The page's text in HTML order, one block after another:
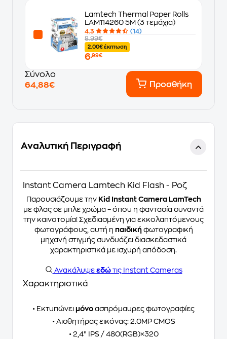
Lamtech Thermal Paper Rolls
LAM114260 5M (3 τεμάχια)
4.3
(14)
8.99€
2.00€ έκπτωση
6,99€
Σύνολο
64,88€
Προσθήκη
Αναλυτική Περιγραφή
Instant Camera Lamtech Kid Flash - Ροζ
Παρουσιάζουμε την Kid Instant Camera LamTech
με φλας σε μπλε χρώμα – όπου η φαντασία συναντά
την καινοτομία! Σχεδιασμένη για εκκολαπτόμενους
φωτογράφους, αυτή η παιδικήφωτογραφική
μηχανή στιγμής συνδυάζει διασκεδαστικά
χαρακτηριστικά με ισχυρή απόδοση.
Ανακάλυψε εδώτις Instant Cameras
Χαρακτηριστικά
• Εκτυπώνει μόνο ασπρόμαυρες φωτογραφίες
• Αισθητήρας εικόνας: 2.0MP CMOS
• 2,4″ IPS / 480(RGB)×320